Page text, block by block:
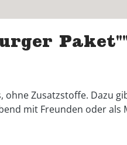
ohne Zusatzstoffe. Dazu
mit Freunden oder